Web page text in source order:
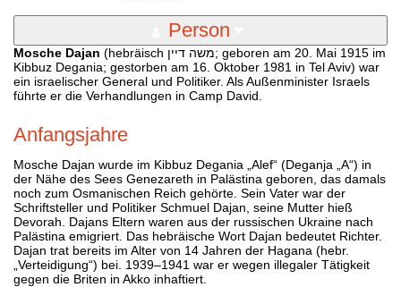
Person
Mosche Dajan (hebräisch משה דיין; geboren am 20. Mai 1915 im
Kibbuz Degania; gestorben am 16. Oktober 1981 in Tel Aviv) war
ein israelischer General und Politiker. Als Außenminister Israels
führte er die Verhandlungen in Camp David.
Anfangsjahre
Mosche Dajan wurde im Kibbuz Degania „Alef“ (Deganja „A“) in
der Nähe des Sees Genezareth in Palästina geboren, das damals
noch zum Osmanischen Reich gehörte. Sein Vater war der
Schriftsteller und Politiker Schmuel Dajan, seine Mutter hieß
Devorah. Dajans Eltern waren aus der russischen Ukraine nach
Palästina emigriert. Das hebräische Wort Dajan bedeutet Richter.
Dajan trat bereits im Alter von 14 Jahren der Hagana (hebr.
„Verteidigung“) bei. 1939–1941 war er wegen illegaler Tätigkeit
gegen die Briten in Akko inhaftiert.